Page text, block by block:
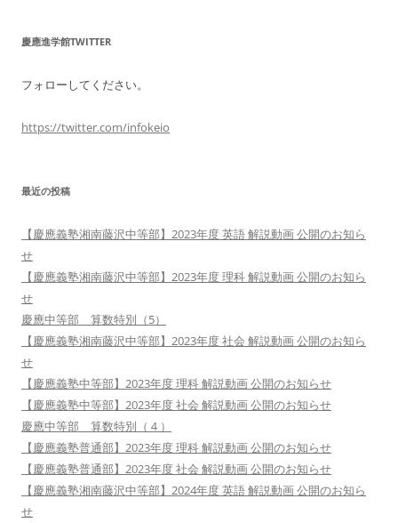
慶應進学館TWITTER
フォローしてください。
https://twitter.com/infokeio
最近の投稿
【慶應義塾湘南藤沢中等部】2023年度 英語 解説動画 公開のお知ら
せ
【慶應義塾湘南藤沢中等部】2023年度 理科 解説動画 公開のお知ら
せ
慶應中等部 算数特別（5）
【慶應義塾湘南藤沢中等部】2023年度 社会 解説動画 公開のお知ら
せ
【慶應義塾中等部】2023年度 理科 解説動画 公開のお知らせ
【慶應義塾中等部】2023年度 社会 解説動画 公開のお知らせ
慶應中等部 算数特別（４）
【慶應義塾普通部】2023年度 理科 解説動画 公開のお知らせ
【慶應義塾普通部】2023年度 社会 解説動画 公開のお知らせ
【慶應義塾湘南藤沢中等部】2024年度 英語 解説動画 公開のお知ら
せ